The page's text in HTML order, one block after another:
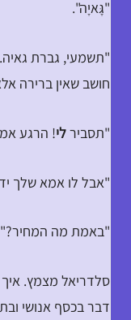
"גָּאיָה".
"תשמעי, גברת גאיה.
חושב שאין ברירה
"תסבירלי! הרגע
"אבל לו אמא שלך
"באמת מה
סלדריאל מצמץ. איך
דבר בכסף אנושי